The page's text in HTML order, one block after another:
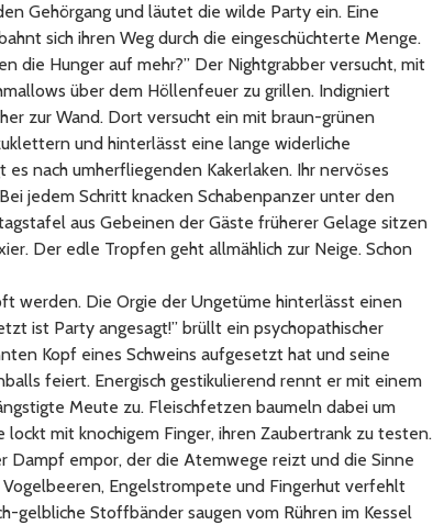
Gehörgang und läutet die wilde Party ein. Eine
sich ihren Weg durch die eingeschüchterte Menge.
die Hunger auf mehr?” Der Nightgrabber versucht, mit
über dem Höllenfeuer zu grillen. Indigniert
zur Wand. Dort versucht ein mit braun-grünen
und hinterlässt eine lange widerliche
es nach umherfliegenden Kakerlaken. Ihr nervöses
jedem Schritt knacken Schabenpanzer unter den
aus Gebeinen der Gäste früherer Gelage sitzen
Der edle Tropfen geht allmählich zur Neige. Schon
werden. Die Orgie der Ungetüme hinterlässt einen
ist Party angesagt!” brüllt ein psychopathischer
Kopf eines Schweins aufgesetzt hat und seine
feiert. Energisch gestikulierend rennt er mit einem
Meute zu. Fleischfetzen baumeln dabei um
lockt mit knochigem Finger, ihren Zaubertrank zu testen.
Dampf empor, der die Atemwege reizt und die Sinne
Engelstrompete und Fingerhut verfehlt
gelbliche Stoffbänder saugen vom Rühren im Kessel